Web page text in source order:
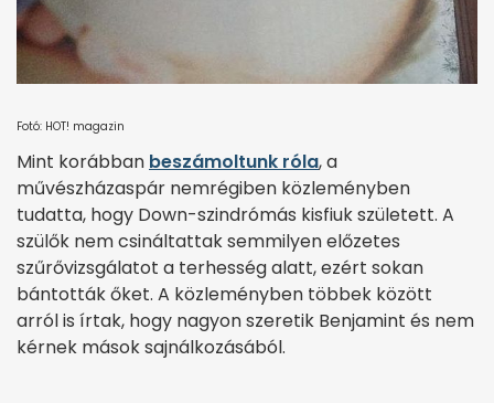
Fotó: HOT! magazin
Mint korábban beszámoltunk róla, a
művészházaspár nemrégiben közleményben
tudatta, hogy Down-szindrómás kisfiuk született. A
szülők nem csináltattak semmilyen előzetes
szűrővizsgálatot a terhesség alatt, ezért sokan
bántották őket. A közleményben többek között
arról is írtak, hogy nagyon szeretik Benjamint és nem
kérnek mások sajnálkozásából.